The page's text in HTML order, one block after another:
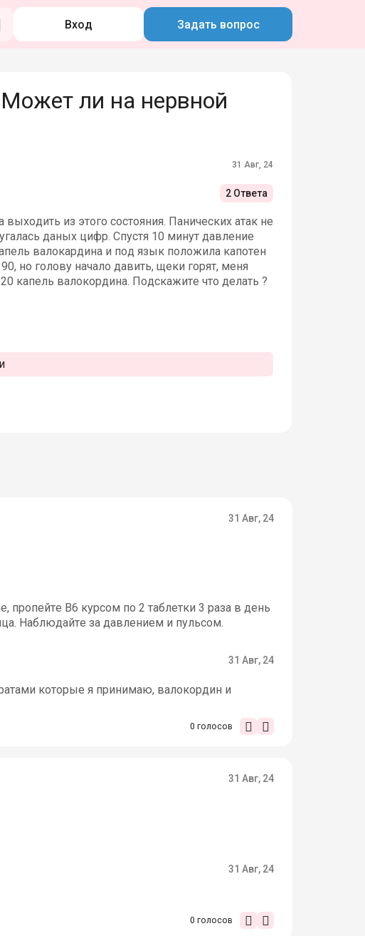
Вход Задать вопрос
Может ли на нервной
31 Авг, 24
2 Ответа
из этого состояния. Панических атак не
даных цифр. Спустя 10 минут давление
валокардина и под язык положила капотен
но голову начало давить, щеки горят, меня
капель валокордина. Подскажите что делать ?
31 Авг, 24
пропейте В6 курсом по 2 таблетки 3 раза в день
Наблюдайте за давлением и пульсом.
31 Авг, 24
которые я принимаю, валокордин и
0 голосов
31 Авг, 24
31 Авг, 24
0 голосов